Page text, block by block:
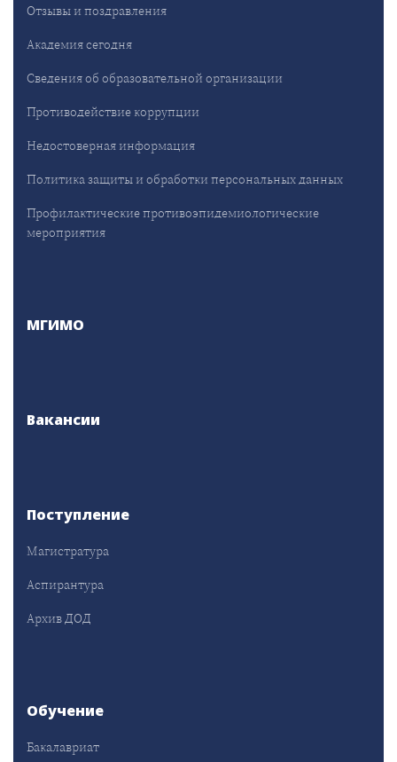
Отзывы и поздравления
Академия сегодня
Сведения об образовательной организации
Противодействие коррупции
Недостоверная информация
Политика защиты и обработки персональных данных
Профилактические противоэпидемиологические
мероприятия
МГИМО
Вакансии
Поступление
Магистратура
Аспирантура
Архив ДОД
Обучение
Бакалавриат